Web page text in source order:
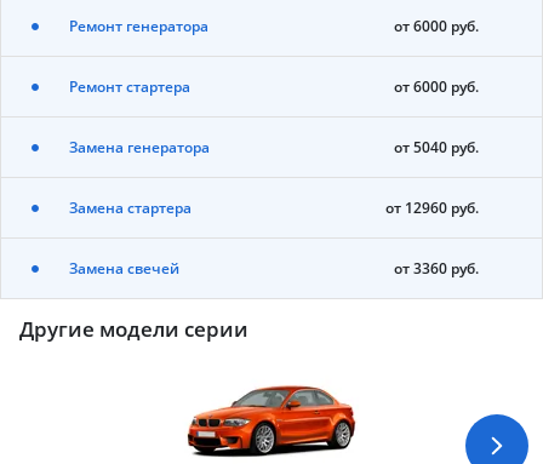
Ремонт генератора от 6000 руб.
Ремонт стартера от 6000 руб.
Замена генератора от 5040 руб.
Замена стартера от 12960 руб.
Замена свечей от 3360 руб.
Другие модели серии